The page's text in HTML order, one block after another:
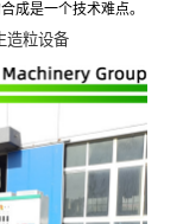
成是一个技术难点。
造粒设备